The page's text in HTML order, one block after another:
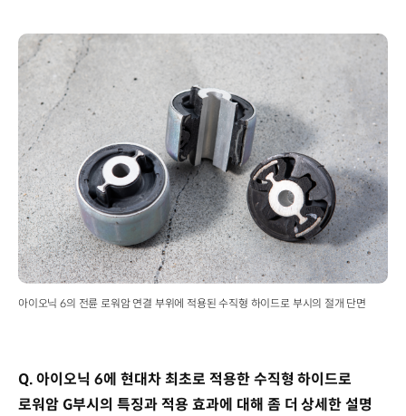
아이오닉 6의 전륜 로워암 연결 부위에 적용된 수직형 하이드로 부시의 절개 단면
Q. 아이오닉 6에 현대차 최초로 적용한 수직형 하이드로
로워암 G부시의 특징과 적용 효과에 대해 좀 더 상세한 설명